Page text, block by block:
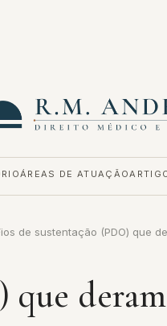
ÁREAS DE ATUAÇÃO
de sustentação (PDO) que